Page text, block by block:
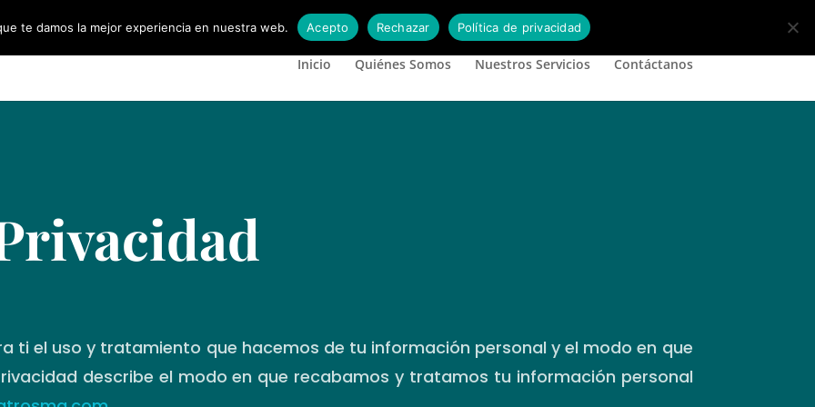
Inicio Quiénes Somos Nuestros Servicios Contáctanos
ti el uso y tratamiento que hacemos de tu información personal y el modo en que
describe el modo en que recabamos y tratamos tu información personal
te damos la mejor experiencia en nuestra web. Acepto Rechazar Política de privacidad